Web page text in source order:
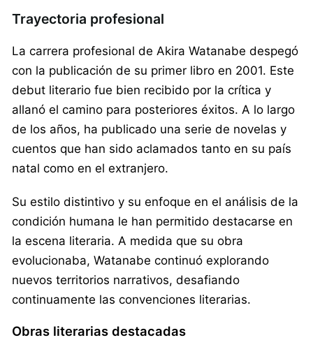
Trayectoria profesional
La carrera profesional de Akira Watanabe despegó
con la publicación de su primer libro en 2001. Este
debut literario fue bien recibido por la crítica y
allanó el camino para posteriores éxitos. A lo largo
de los años, ha publicado una serie de novelas y
cuentos que han sido aclamados tanto en su país
natal como en el extranjero.
Su estilo distintivo y su enfoque en el análisis de la
condición humana le han permitido destacarse en
la escena literaria. A medida que su obra
evolucionaba, Watanabe continuó explorando
nuevos territorios narrativos, desafiando
continuamente las convenciones literarias.
Obras literarias destacadas